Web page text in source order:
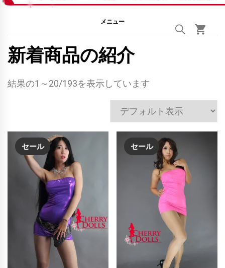
メニュー
新着商品の紹介
結果の1～20/193を表示しています
セール セール